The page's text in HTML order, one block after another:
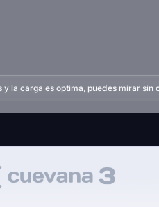
la carga es optima, puedes mirar sin